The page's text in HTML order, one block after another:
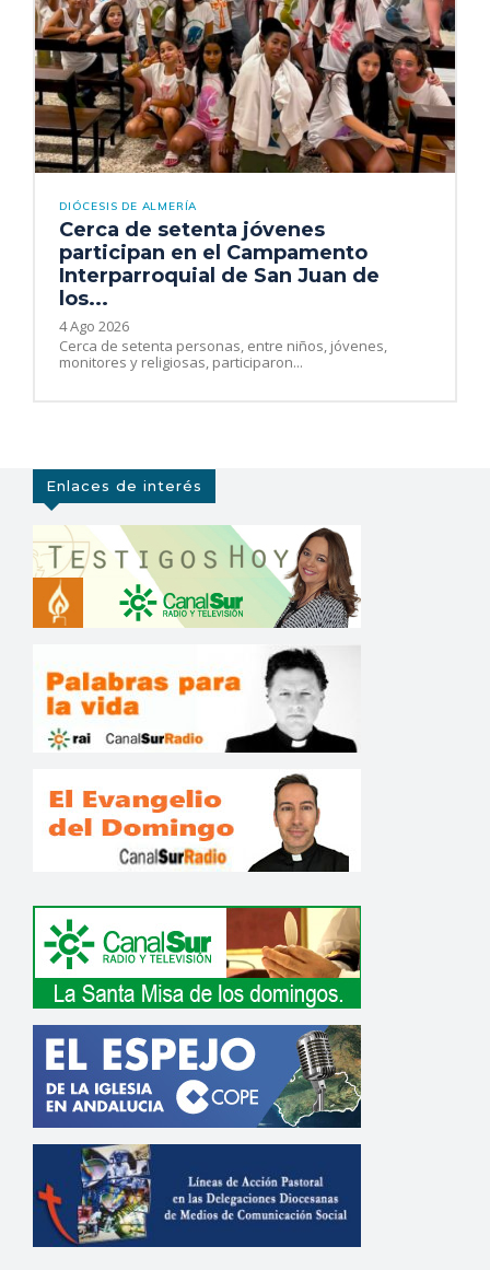
DIÓCESIS DE ALMERÍA
Cerca de setenta jóvenes
participan en el Campamento
Interparroquial de San Juan de
los...
4 Ago 2026
Cerca de setenta personas, entre niños, jóvenes,
monitores y religiosas, participaron...
Enlaces de interés